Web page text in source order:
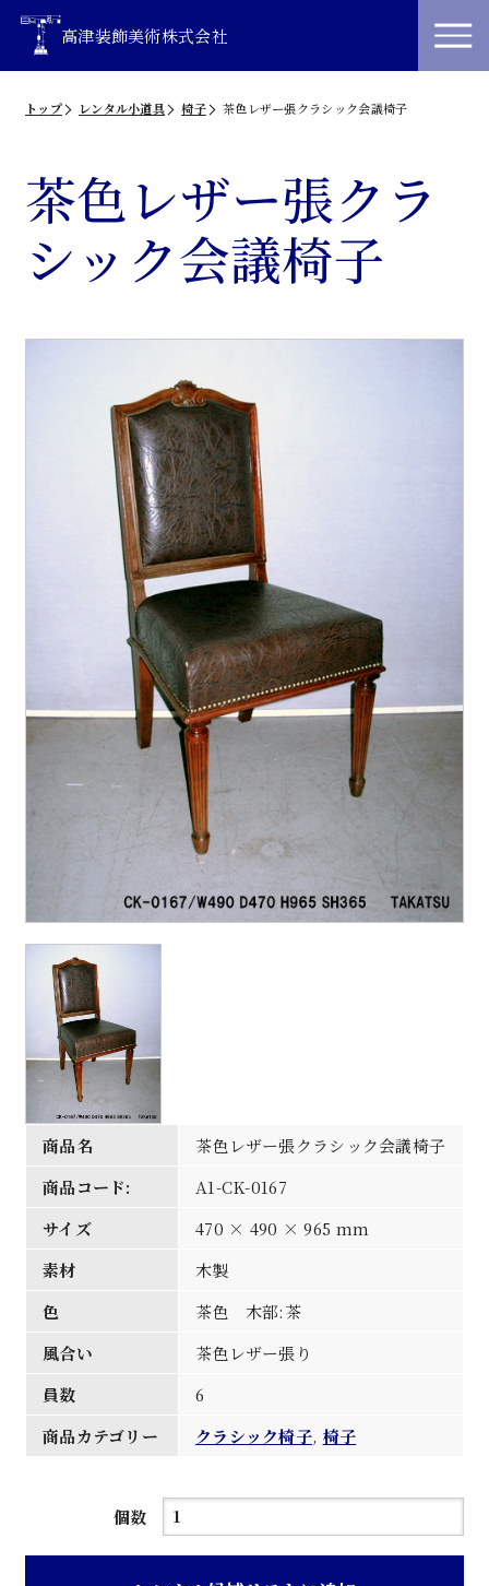
高津装飾美術株式会社
トップ レンタル小道具 椅子 茶色レザー張クラシック会議椅子
茶色レザー張クラ
シック会議椅子
商品名
茶色レザー張クラシック会議椅子
商品コード:
A1-CK-0167
サイズ
470 × 490 × 965 mm
素材
木製
色
茶色 木部:茶
風合い
茶色レザー張り
員数
6
商品カテゴリー
クラシック椅子, 椅子
個数
茶